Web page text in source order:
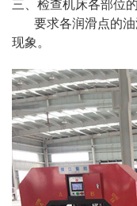
三、检查机床各部位
要求各润滑点的
现象。